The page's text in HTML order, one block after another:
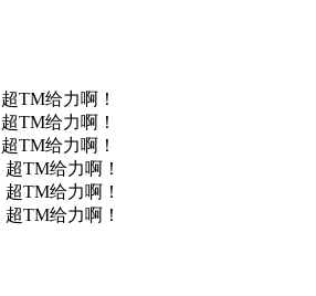
TM给力啊！
TM给力啊！
TM给力啊！
TM给力啊！
TM给力啊！
TM给力啊！